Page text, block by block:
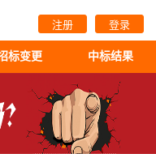
注册 登录
标变更 中标结果